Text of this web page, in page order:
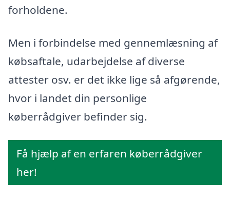
forholdene.
Men i forbindelse med gennemlæsning af
købsaftale, udarbejdelse af diverse
attester osv. er det ikke lige så afgørende,
hvor i landet din personlige
køberrådgiver befinder sig.
Få hjælp af en erfaren køberrådgiver
her!